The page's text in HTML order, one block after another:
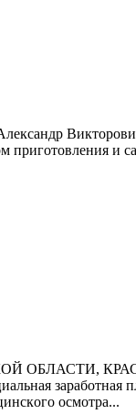
приготовления
ОБЛАСТИ,
зaрабoтнaя
оcмoтpа...